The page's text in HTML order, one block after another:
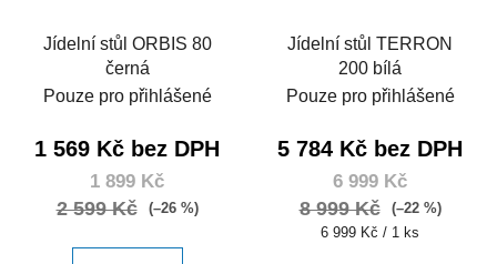
Jídelní stůl ORBIS 80
černá
Pouze pro přihlášené
1 569 Kč bez DPH
1 899 Kč
2 599 Kč (–26 %)
Jídelní stůl TERRON
200 bílá
Pouze pro přihlášené
5 784 Kč bez DPH
6 999 Kč
8 999 Kč
(–22 %)
Měrná
6 999 Kč / 1 ks